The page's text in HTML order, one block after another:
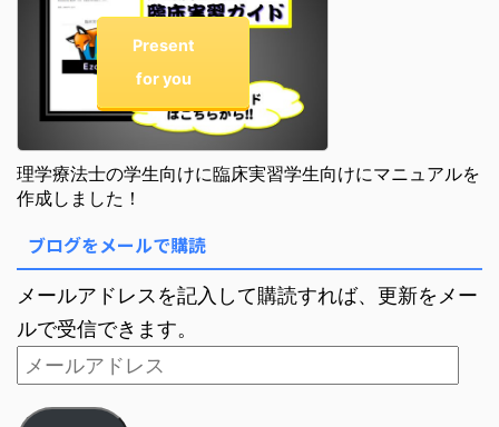
Present
for you
理学療法士の学生向けに臨床実習学生向けにマニュアルを
作成しました！
ブログをメールで購読
メールアドレスを記入して購読すれば、更新をメー
ルで受信できます。